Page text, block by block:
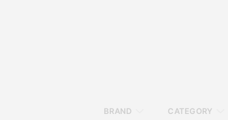
BRAND CATEGORY